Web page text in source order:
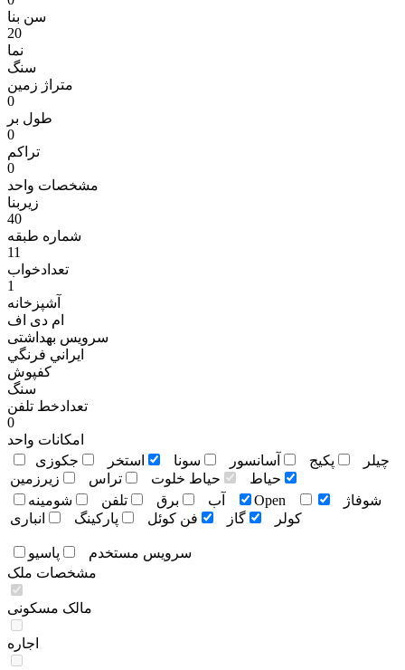
سن بنا
20
نما
سنگ
متراژ زمين
0
طول بر
0
تراکم
0
مشخصات واحد
زیربنا
40
شماره طبقه
11
تعدادخواب
1
آشپزخانه
ام دی اف
سرویس بهداشتی
ایراني فرنگي
کفپوش
سنگ
تعدادخط تلفن
0
امکانات واحد
چيلر
پکيج آسانسور سونا استخر
جکوزی
حياط
حياط خلوت تراس
زيرزمين
آب
برق تلفن شومينه Open
شوفاژ
کولر
گاز فن کوئل پارکينگ انباری
سرويس مستخدم
پاسيو
مشخصات ملک
مالک مسکونی
اجاره